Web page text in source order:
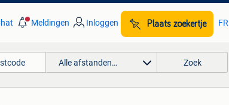
Meldingen Inloggen Plaats zoekertje FR
Alle afstanden… Zoek